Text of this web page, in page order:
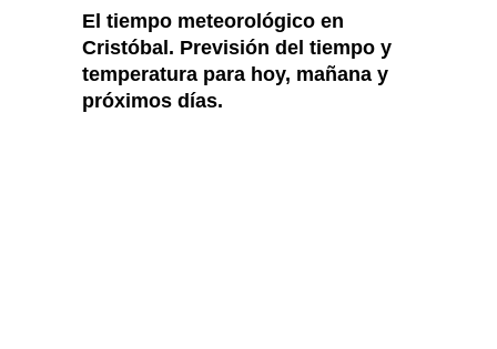
El tiempo meteorológico en
Cristóbal. Previsión del tiempo y
temperatura para hoy, mañana y
próximos días.